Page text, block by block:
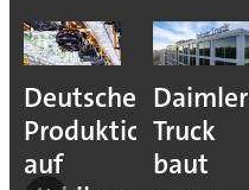
Deutsche
Produktion
auf
Daimler
Truck
baut